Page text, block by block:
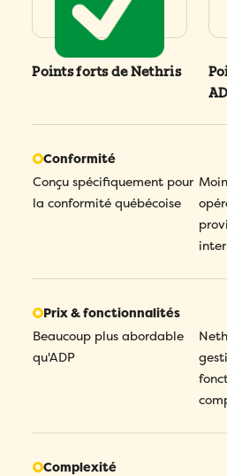
Points forts de Nethris
Conformité
Conçu spécifiquement pour
la conformité québécoise
Prix & fonctionnalités
Beaucoup plus abordable
qu'ADP
Complexité